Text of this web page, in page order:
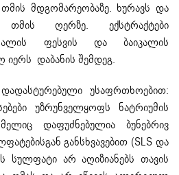
მდგომარეობაზე. ხურავს და
ღერზე. ექსტრაქტები
ფესვის და ბაიკალის
იერს დაბანის შემდეგ.
უსაფრთხოებით:
უზრუნველყოფს ნატრიუმის
დაფუძნებულია ბუნებრივ
განსხვავებით (SLS და
სულფატი არ აღიზიანებს თავის